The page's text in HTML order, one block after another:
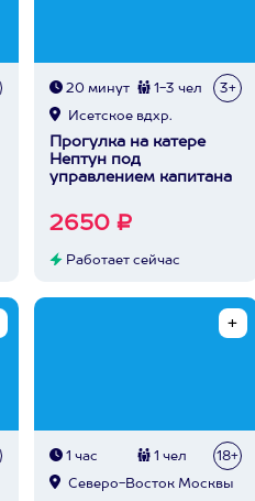
20 минут 1-3 чел 3+
Исетское вдхр.
Прогулка на катере
Нептун под
управлением капитана
2650 ₽
Работает сейчас
1 час 1 чел 18+
Северо-Восток Москвы